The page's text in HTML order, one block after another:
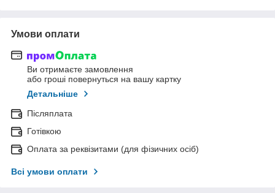
Умови оплати
Ви отримаєте замовлення
або гроші повернуться на вашу картку
Детальніше
Післяплата
Готівкою
Оплата за реквізитами (для фізичних осіб)
Всі умови оплати